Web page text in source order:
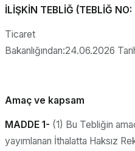
İLİŞKİN TEBLİĞ (TEBLİĞ
Ticaret
Bakanlığından:24.06.2026
Amaç ve kapsam
MADDE 1- (1) Bu Tebliğin
yayımlanan İthalatta Haksız